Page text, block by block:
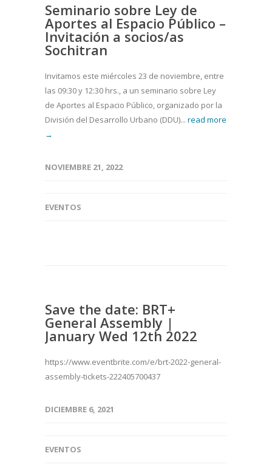
Seminario sobre Ley de
Aportes al Espacio Público –
Invitación a socios/as
Sochitran
Invitamos este miércoles 23 de noviembre, entre
las 09:30 y 12:30 hrs., a un seminario sobre Ley
de Aportes al Espacio Público, organizado por la
División del Desarrollo Urbano (DDU)... read more
→
NOVIEMBRE 21, 2022
EVENTOS
Save the date: BRT+
General Assembly |
January Wed 12th 2022
https://www.eventbrite.com/e/brt-2022-general-
assembly-tickets-222405700437
DICIEMBRE 6, 2021
EVENTOS